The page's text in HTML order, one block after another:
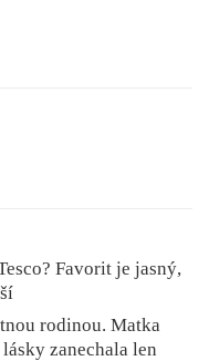
Favorit je jasný,
rodinou. Matka
zanechala len